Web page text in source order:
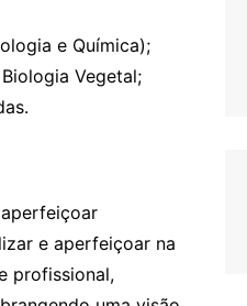
e Química);
Vegetal;
e aperfeiçoar na
profissional,